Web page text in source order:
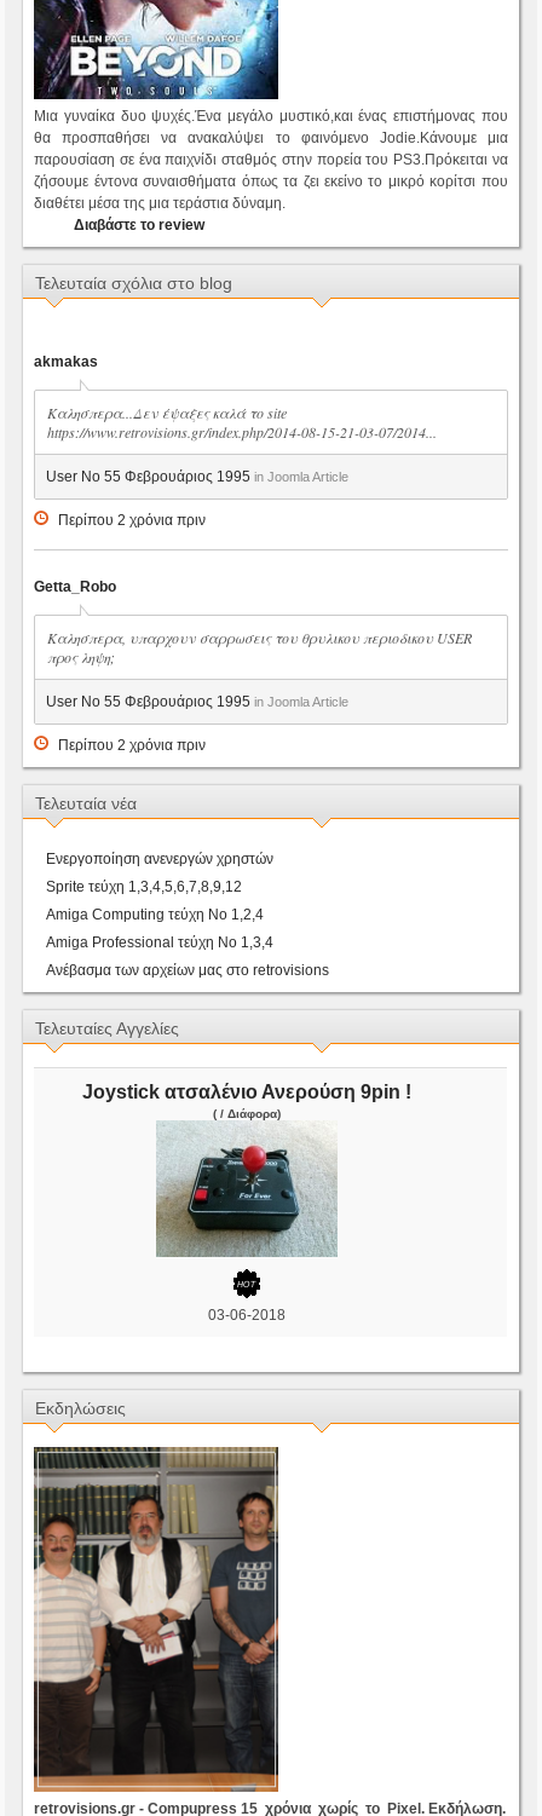
Μια γυναίκα δυο ψυχές.Ένα μεγάλο μυστικό,και ένας επιστήμονας που
θα προσπαθήσει να ανακαλύψει το φαινόμενο Jodie.Κάνουμε μια
παρουσίαση σε ένα παιχνίδι σταθμός στην πορεία του PS3.Πρόκειται να
ζήσουμε έντονα συναισθήματα όπως τα ζει εκείνο το μικρό κορίτσι που
διαθέτει μέσα της μια τεράστια δύναμη.
Διαβάστε το review
Τελευταία σχόλια στο blog
akmakas
Καλησπερα...Δεν έψαξες καλά το site
https://www.retrovisions.gr/index.php/2014-08-15-21-03-07/2014...
User No 55 Φεβρουάριος 1995 in Joomla Article
Περίπου 2 χρόνια πριν
Getta_Robo
Καλησπερα, υπαρχουν σαρρωσεις του θρυλικου περιοδικου USER
προς ληψη;
User No 55 Φεβρουάριος 1995 in Joomla Article
Περίπου 2 χρόνια πριν
Τελευταία νέα
Ενεργοποίηση ανενεργών χρηστών
Sprite τεύχη 1,3,4,5,6,7,8,9,12
Amiga Computing τεύχη Νο 1,2,4
Amiga Professional τεύχη Νο 1,3,4
Ανέβασμα των αρχείων μας στο retrovisions
Τελευταίες Αγγελίες
Joystick ατσαλένιο Ανερούση 9pin !
( / Διάφορα)
03-06-2018
Εκδηλώσεις
retrovisions.gr - Compupress 15 χρόνια χωρίς το Pixel. Εκδήλωση.